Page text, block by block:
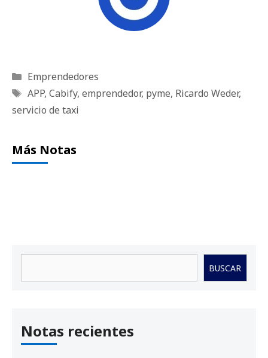
Categorías
Emprendedores
Etiquetas
APP, Cabify, emprendedor, pyme, Ricardo Weder,
servicio de taxi
Más Notas
BUSCAR
Notas recientes